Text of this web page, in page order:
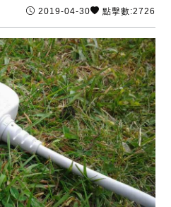
2019-04-30 點擊數:2726